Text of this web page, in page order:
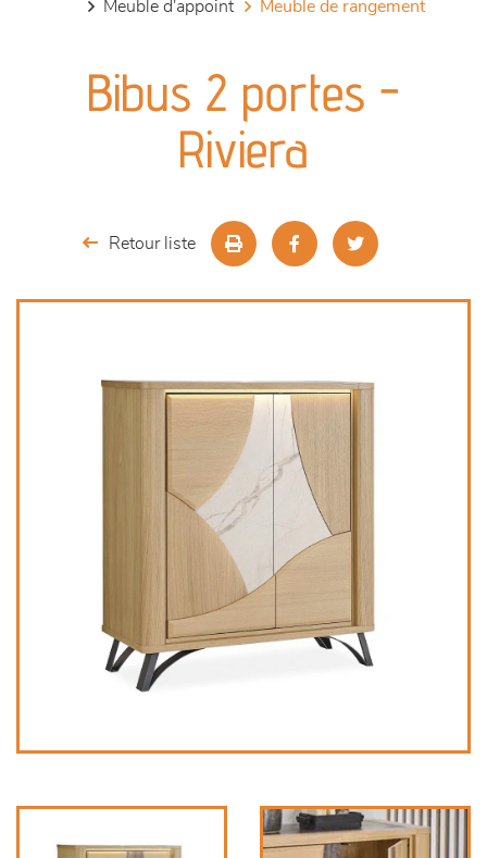
séjours
meubles de complément
meuble d'appoint
meuble de rangement
Bibus 2 portes -
Riviera
Retour liste